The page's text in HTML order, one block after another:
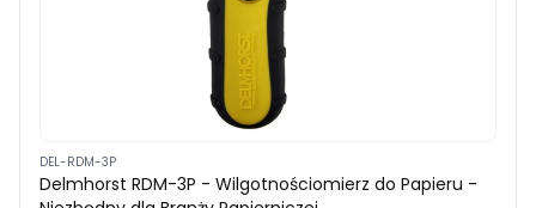
DEL-RDM-3P
Delmhorst RDM-3P - Wilgotnościomierz do Papieru -